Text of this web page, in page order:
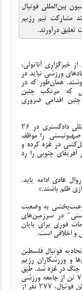
بین‌المللی فوتبال
مشارکت تیم رژیم
تعلیق درآورند.
خبرگزاری آناتولی،
ورزشی نباید در
همان‌طور که در
که مرتکب چنین
اقدامی ضروری
آنان با اشاره به تدابیر موقت دیوان بین‌المللی دادگستری در ۲۶
رژیم صهیونیستی را موظف
در غزه کرده و
جنوبی را رد
عادی ادامه یابد.
ظلم باشند.»
به وضعیت
در سرزمین‌های
فوری برای پایان
و اخلاقی است.
فوتبال فلسطین
و ورزشکاران رژیم
جنگ در غزه شد. طبق
آمار این اتحادیه، از اکتبر ۲۰۲۳ تاکنون ۷۷۴ تن از جامعه ورزشی
فلسطین شهید شده‌اند که شامل ۳۵۵ بازیکن فوتبال، ۲۷۷ نفر از